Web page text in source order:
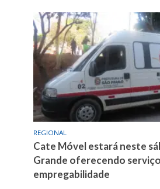
REGIONAL
Cate Móvel estará neste
Grande oferecendo
empregabilidade